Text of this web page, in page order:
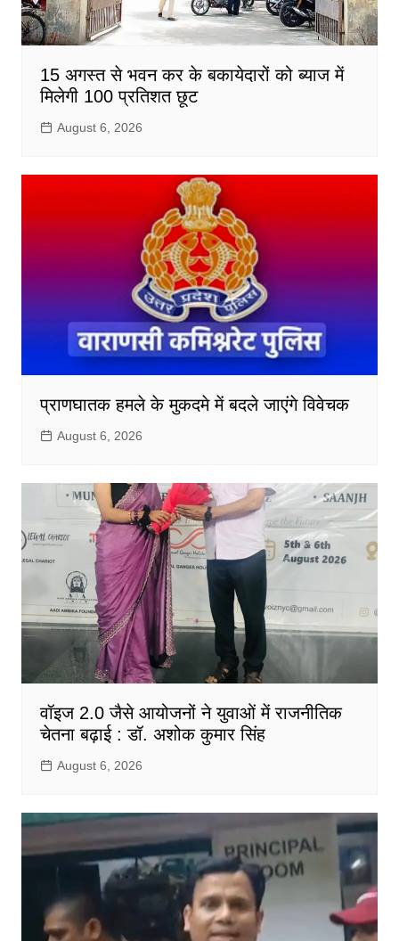
15 अगस्त से भवन कर के बकायेदारों को ब्याज में
मिलेगी 100 प्रतिशत छूट
August 6, 2026
प्राणघातक हमले के मुकदमे में बदले जाएंगे विवेचक
August 6, 2026
वॉइज 2.0 जैसे आयोजनों ने युवाओं में राजनीतिक
चेतना बढ़ाई : डॉ. अशोक कुमार सिंह
August 6, 2026